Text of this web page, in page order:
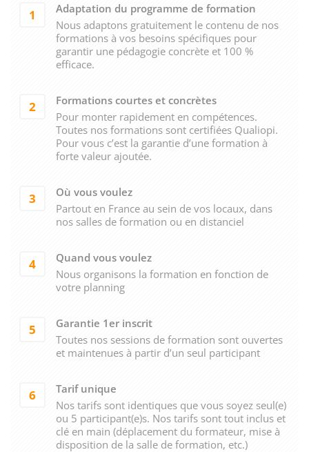
1
Adaptation du programme de formation
Nous adaptons gratuitement le contenu de nos
formations à vos besoins spécifiques pour
garantir une pédagogie concrète et 100 %
efficace.
2
Formations courtes et concrètes
Pour monter rapidement en compétences.
Toutes nos formations sont certifiées Qualiopi.
Pour vous c’est la garantie d’une formation à
forte valeur ajoutée.
3
Où vous voulez
Partout en France au sein de vos locaux, dans
nos salles de formation ou en distanciel
4
Quand vous voulez
Nous organisons la formation en fonction de
votre planning
5
Garantie 1er inscrit
Toutes nos sessions de formation sont ouvertes
et maintenues à partir d’un seul participant
6
Tarif unique
Nos tarifs sont identiques que vous soyez seul(e)
ou 5 participant(e)s. Nos tarifs sont tout inclus et
clé en main (déplacement du formateur, mise à
disposition de la salle de formation, etc.)